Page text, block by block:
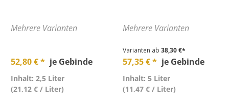
Mehrere Varianten
52,80 € * je Gebinde
Inhalt: 2,5 Liter
(21,12 € / Liter)
Mehrere Varianten
Varianten ab 38,30 €*
57,35 € * je Gebinde
Inhalt: 5 Liter
(11,47 € / Liter)